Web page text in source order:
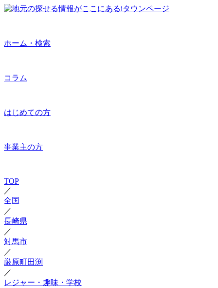
ホーム・検索
コラム
はじめての方
事業主の方
TOP
／
全国
／
長崎県
／
対馬市
／
厳原町田渕
／
レジャー・趣味・学校